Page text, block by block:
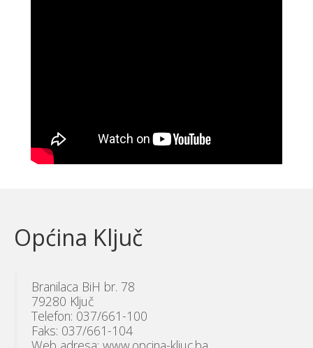
Općina Ključ
Branilaca BiH br. 78
79280 Ključ
Telefon: 037/661-100
Faks: 037/661-104